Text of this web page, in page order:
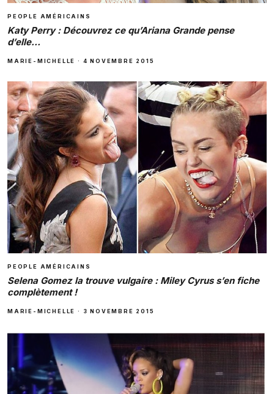
PEOPLE AMÉRICAINS
Katy Perry : Découvrez ce qu’Ariana Grande pense
d’elle…
MARIE-MICHELLE · 4 NOVEMBRE 2015
PEOPLE AMÉRICAINS
Selena Gomez la trouve vulgaire : Miley Cyrus s’en fiche
complètement !
MARIE-MICHELLE · 3 NOVEMBRE 2015